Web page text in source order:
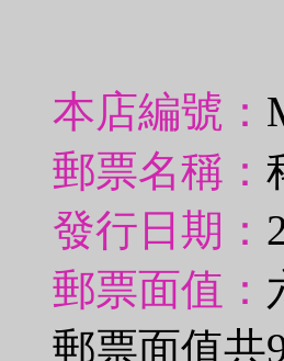
本店編號：
郵票名稱：
發行日期：
郵票面值：
郵票面值共